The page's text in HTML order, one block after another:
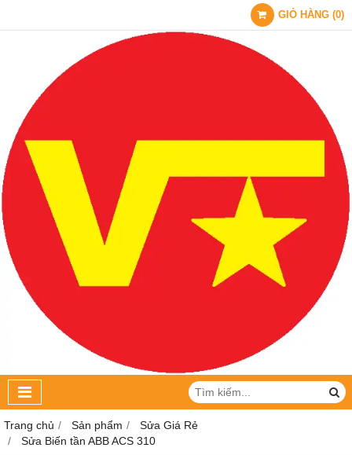
GIỎ HÀNG (0)
Trang chủ Sản phẩm
Sửa Giá Rẻ
Sửa Biến tần ABB ACS 310